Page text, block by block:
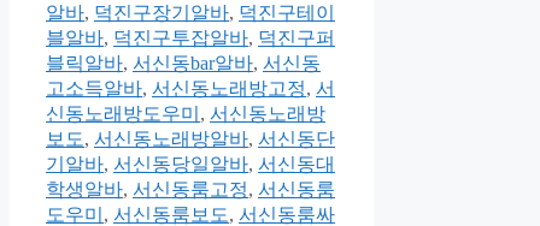
알바, 덕진구장기알바, 덕진구테이
블알바, 덕진구투잡알바, 덕진구퍼
블릭알바, 서신동bar알바, 서신동
고소득알바, 서신동노래방고정, 서
신동노래방도우미 , 서신동노래방
보도, 서신동노래방알바, 서신동단
기알바, 서신동당일알바, 서신동대
학생알바, 서신동룸고정, 서신동룸
도우미 , 서신동룸보도, 서신동룸싸